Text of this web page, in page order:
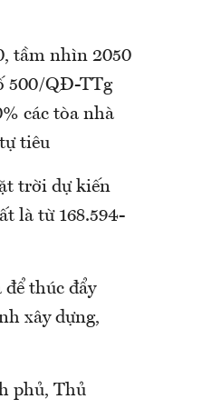
tầm nhìn 2050
500/QĐ-TTg
các tòa nhà
tiêu
trời dự kiến
là từ 168.594-
thúc đẩy
xây dựng,
phủ, Thủ